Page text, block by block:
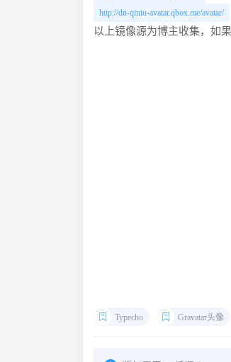
http://dn-qiniu-avatar.qbox.me/avatar/
以上镜像源为博主收集，如
Typecho Gravatar头像